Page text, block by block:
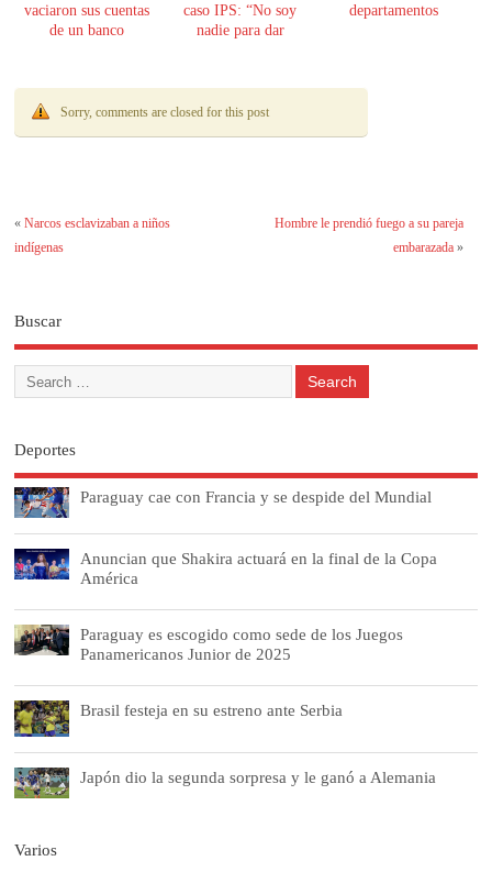
vaciaron sus cuentas
de un banco
caso IPS: “No soy
nadie para dar
departamentos
Sorry, comments are closed for this post
«Narcos esclavizaban a niños
indígenas
Hombre le prendió fuego a su pareja
embarazada»
Buscar
Deportes
Paraguay cae con Francia y se despide del Mundial
Anuncian que Shakira actuará en la final de la Copa
América
Paraguay es escogido como sede de los Juegos
Panamericanos Junior de 2025
Brasil festeja en su estreno ante Serbia
Japón dio la segunda sorpresa y le ganó a Alemania
Varios